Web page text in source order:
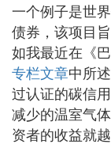
一个例子是世
债券，该项目
如我最近在《
专栏文章中所
过认证的碳信
减少的温室气
资者的收益就越